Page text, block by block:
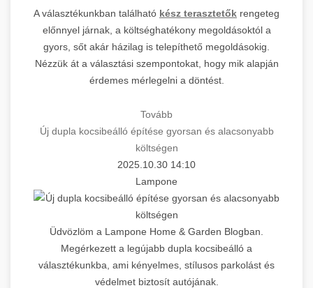
A választékunkban található kész terasztetők rengeteg
előnnyel járnak, a költséghatékony megoldásoktól a
gyors, sőt akár házilag is telepíthető megoldásokig.
Nézzük át a választási szempontokat, hogy mik alapján
érdemes mérlegelni a döntést.
Tovább
Új dupla kocsibeálló építése gyorsan és alacsonyabb
költségen
2025.10.30 14:10
Lampone
Üdvözlöm a Lampone Home & Garden Blogban.
Megérkezett a legújabb dupla kocsibeálló a
választékunkba, ami kényelmes, stílusos parkolást és
védelmet biztosít autójának.